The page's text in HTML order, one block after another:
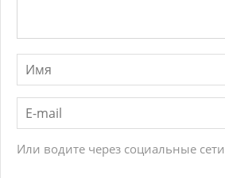
Или водите через социальные сети